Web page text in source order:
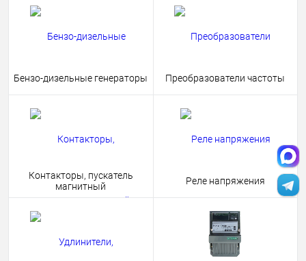
Бензо-дизельные генераторы Преобразователи частоты
Контакторы, пускатель
магнитный
Реле напряжения